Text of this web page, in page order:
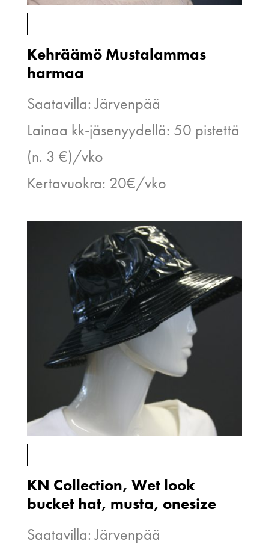
Kehräämö Mustalammas
harmaa
Saatavilla: Järvenpää
Lainaa kk-jäsenyydellä: 50 pistettä
(n. 3 €)/vko
Kertavuokra: 20€/vko
KN Collection, Wet look
bucket hat, musta, onesize
Saatavilla: Järvenpää